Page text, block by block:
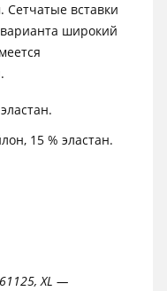
вставки
широкий
15 % эластан.
XL —